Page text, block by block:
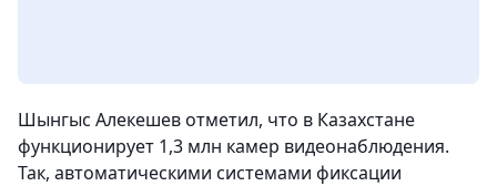
Шынгыс Алекешев отметил, что в Казахстане
функционирует 1,3 млн камер видеонаблюдения.
Так, автоматическими системами фиксации